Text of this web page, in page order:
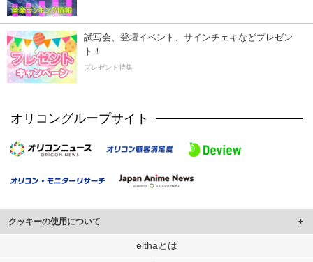
試写会、登壇イベント、サインチェキなどプレゼン
ト！
プレゼント特集
オリコングループサイト
クッキーの使用について
このサイトでは Cookie を使用して、ユーザーに合わせたコンテンツや広告の
elthaとは